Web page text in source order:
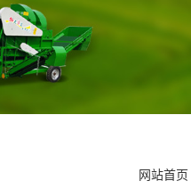
网站首页